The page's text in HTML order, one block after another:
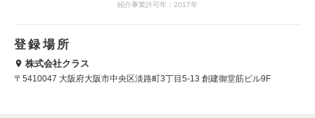
紹介事業許可年：2017年
登録場所
株式会社クラス
〒5410047 大阪府大阪市中央区淡路町3丁目5-13 創建御堂筋ビル9F